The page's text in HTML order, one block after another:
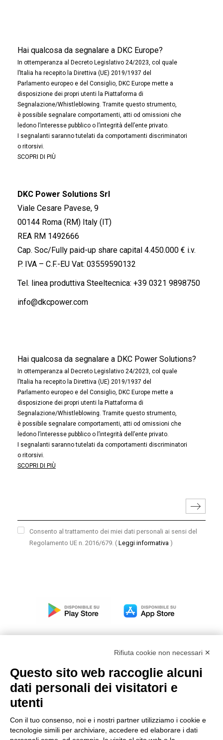
Hai qualcosa da segnalare a DKC Europe?
In ottemperanza al Decreto Legislativo 24/2023, col quale
l’Italia ha recepito la Direttiva (UE) 2019/1937 del
Parlamento europeo e del Consiglio, DKC Europe mette a
disposizione dei propri utenti la Piattaforma di
Segnalazione/Whistleblowing. Tramite questo strumento,
è possibile segnalare comportamenti, atti od omissioni che
ledono l’interesse pubblico o l’integrità dell’ente privato.
I segnalanti saranno tutelati da comportamenti discriminatori
o ritorsivi.
SCOPRI DI PIÙ
DKC Power Solutions Srl
Viale Cesare Pavese, 9
00144 Roma (RM) Italy (IT)
REA RM 1492666
Cap. Soc/Fully paid-up share capital 4.450.000 € i.v.
P. IVA – C.F.-EU Vat: 03559590132
Tel. linea produttiva Steeltecnica: +39 0321 9898750
info@dkcpower.com
Hai qualcosa da segnalare a DKC Power Solutions?
In ottemperanza al Decreto Legislativo 24/2023, col quale
l’Italia ha recepito la Direttiva (UE) 2019/1937 del
Parlamento europeo e del Consiglio, DKC Europe mette a
disposizione dei propri utenti la Piattaforma di
Segnalazione/Whistleblowing. Tramite questo strumento,
è possibile segnalare comportamenti, atti od omissioni che
ledono l’interesse pubblico o l’integrità dell’ente privato.
I segnalanti saranno tutelati da comportamenti discriminatori
o ritorsivi.
SCOPRI DI PIÙ
Consento al trattamento dei miei dati personali ai sensi del
Regolamento UE n. 2016/679. ( Leggi informativa )
Modello organizzativo, gestione e controllo – D. lgs.
231/2001
Condizioni generali di vendita DKC Power Solutions
Rifiuta cookie non necessari ✕
Questo sito web raccoglie alcuni
dati personali dei visitatori e
utenti
Con il tuo consenso, noi e i nostri partner utilizziamo i cookie e
tecnologie simili per archiviare, accedere ed elaborare i dati